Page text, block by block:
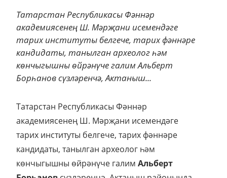
Татарстан Республикасы Фәннәр
академиясенең Ш. Мәрҗани исемендәге
тарих институты белгече, тарих фәннәре
кандидаты, танылган археолог һәм
көнчыгышны өйрәнүче галим Альберт
Борһанов сүзләренчә, Актаныш...
Татарстан Республикасы Фәннәр
академиясенең Ш. Мәрҗани исемендәге
тарих институты белгече, тарих фәннәре
кандидаты, танылган археолог һәм
көнчыгышны өйрәнүче галим Альберт